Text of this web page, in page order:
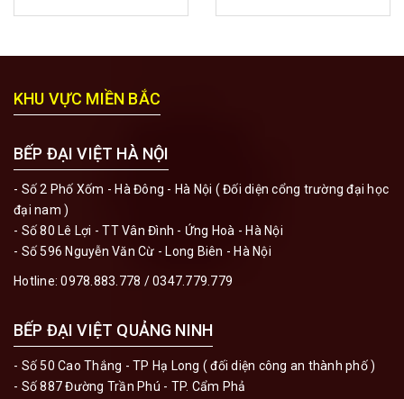
KHU VỰC MIỀN BẮC
BẾP ĐẠI VIỆT HÀ NỘI
- Số 2 Phố Xốm - Hà Đông - Hà Nội ( Đối diện cổng trường đại học
đại nam )
- Số 80 Lê Lợi - TT Vân Đình - Ứng Hoà - Hà Nội
- Số 596 Nguyễn Văn Cừ - Long Biên - Hà Nội
Hotline:0978.883.778 /0347.779.779
BẾP ĐẠI VIỆT QUẢNG NINH
- Số 50 Cao Thắng - TP Hạ Long ( đối diện công an thành phố )
- Số 887 Đường Trần Phú - TP. Cẩm Phả